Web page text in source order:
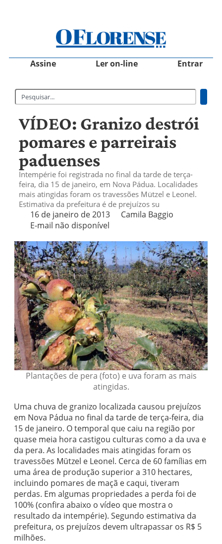
Assine Ler on-line Entrar
VÍDEO: Granizo destrói
pomares e parreirais
paduenses
Intempérie foi registrada no final da tarde de terça-
feira, dia 15 de janeiro, em Nova Pádua. Localidades
mais atingidas foram os travessões Mützel e Leonel.
Estimativa da prefeitura é de prejuízos su
16 de janeiro de 2013
Camila Baggio
E-mail não disponível
Plantações de pera (foto) e uva foram as mais
atingidas.
Uma chuva de granizo localizada causou prejuízos
em Nova Pádua no final da tarde de terça-feira, dia
15 de janeiro. O temporal que caiu na região por
quase meia hora castigou culturas como a da uva e
da pera. As localidades mais atingidas foram os
travessões Mützel e Leonel. Cerca de 60 famílias em
uma área de produção superior a 310 hectares,
incluindo pomares de maçã e caqui, tiveram
perdas. Em algumas propriedades a perda foi de
100% (confira abaixo o vídeo que mostra o
resultado da intempérie). Segundo estimativa da
prefeitura, os prejuízos devem ultrapassar os R$ 5
milhões.